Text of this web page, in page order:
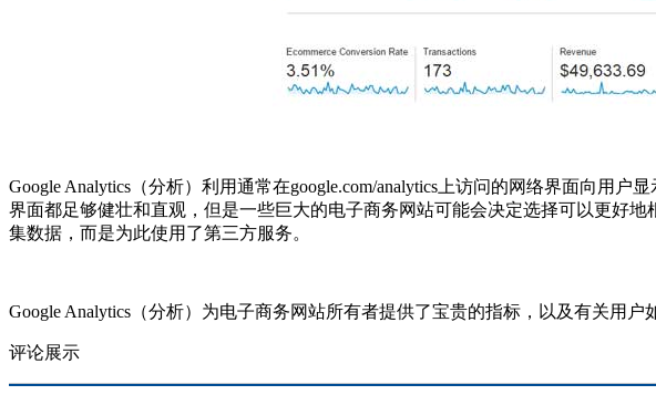
Google Analytics（分析）利用通常在google.com/analytics上访问的网络界面向用
界面都足够健壮和直观，但是一些巨大的电子商务网站可能会决定选择可以更好
集数据，而是为此使用了第三方服务。
Google Analytics（分析）为电子商务网站所有者提供了宝贵的指标，以及有关用
评论展示